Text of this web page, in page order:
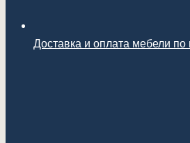
Доставка и оплата мебели по